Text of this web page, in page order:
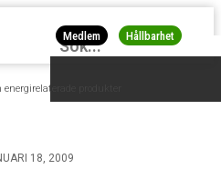
Medlem Hållbarhet
produkter
18, 2009